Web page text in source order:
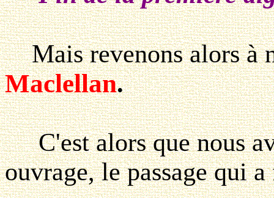
Mais revenons alors à
Maclellan.
C'est alors que nous
ouvrage, le passage qui